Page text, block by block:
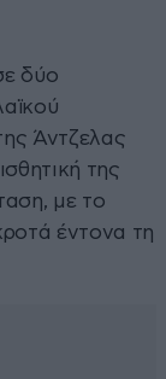
δύο
Άντζελας
της
με το
έντονα τη